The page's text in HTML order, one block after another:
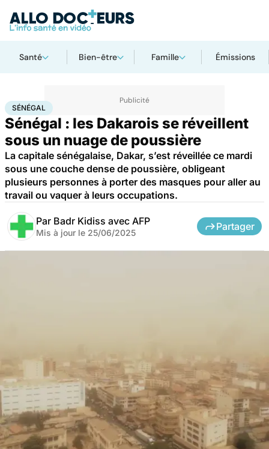
Santé Bien-être Famille Émissions
AccueilSanté
SÉNÉGAL
Sénégal : les Dakarois se réveillent
sous un nuage de poussière
La capitale sénégalaise, Dakar, s’est réveillée ce mardi
sous une couche dense de poussière, obligeant
plusieurs personnes à porter des masques pour aller au
travail ou vaquer à leurs occupations.
Par Badr Kidiss avec AFP
Mis à jour le 25/06/2025
Partager